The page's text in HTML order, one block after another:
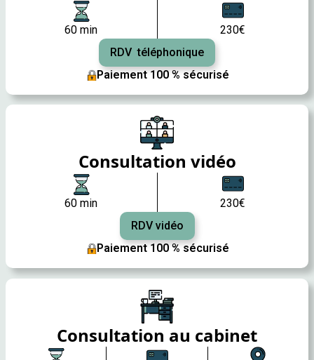
60 min
230€
RDV téléphonique
Paiement 100 % sécurisé
Consultation vidéo
60 min
230€
RDV vidéo
Paiement 100 % sécurisé
Consultation au cabinet